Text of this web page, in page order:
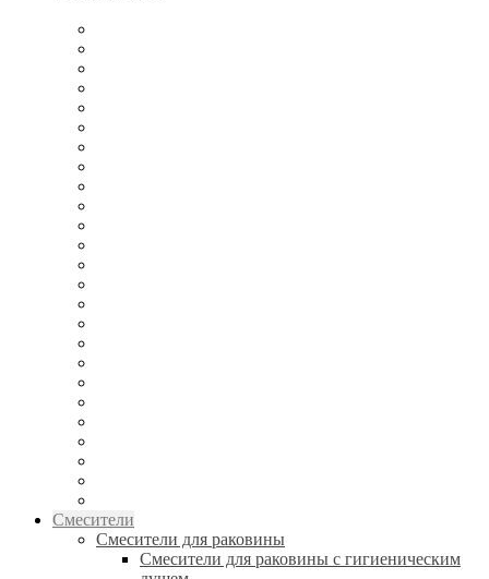
Смесители
Смесители для раковины
Смесители для раковины с гигиеническим